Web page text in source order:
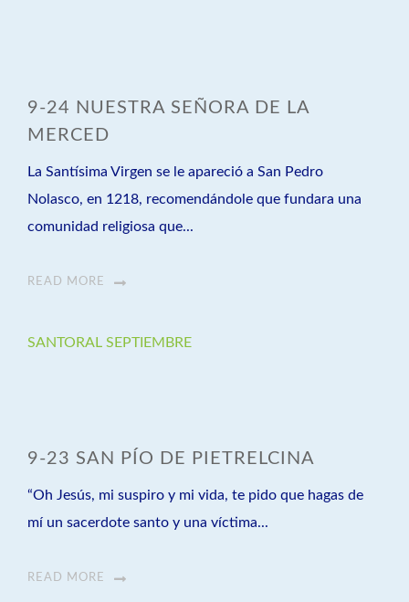
9-24 NUESTRA SEÑORA DE LA
MERCED
La Santísima Virgen se le apareció a San Pedro
Nolasco, en 1218, recomendándole que fundara una
comunidad religiosa que...
READ MORE
SANTORAL SEPTIEMBRE
9-23 SAN PÍO DE PIETRELCINA
“Oh Jesús, mi suspiro y mi vida, te pido que hagas de
mí un sacerdote santo y una víctima...
READ MORE